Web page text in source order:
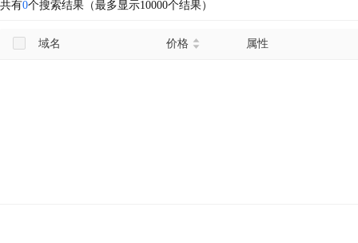
共有0个搜索结果（最多显示10000个结果）
域名 价格 属性